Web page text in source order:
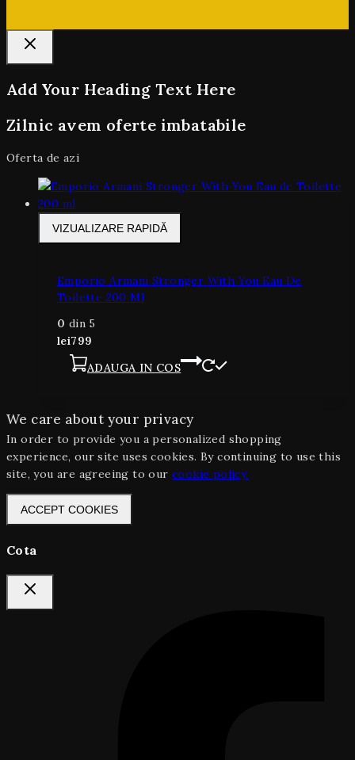
Add Your Heading Text Here
Zilnic avem oferte imbatabile
Oferta de azi
VIZUALIZARE RAPIDĂ
Emporio Armani Stronger With You Eau De
Toilette 200 Ml
0 din 5
lei799
ADAUGA IN COS
We care about your privacy
In order to provide you a personalized shopping
experience, our site uses cookies. By continuing to use this
site, you are agreeing to our cookie policy.
ACCEPT COOKIES
Cota